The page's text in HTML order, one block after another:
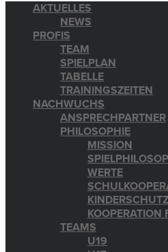
AKTUELLES
NEWS
PROFIS
TEAM
SPIELPLAN
TABELLE
TRAININGSZEITEN
NACHWUCHS
ANSPRECHPARTNER
PHILOSOPHIE
MISSION
WERTE
KINDERSCHUTZ
KOOPERATION
TEAMS
U19